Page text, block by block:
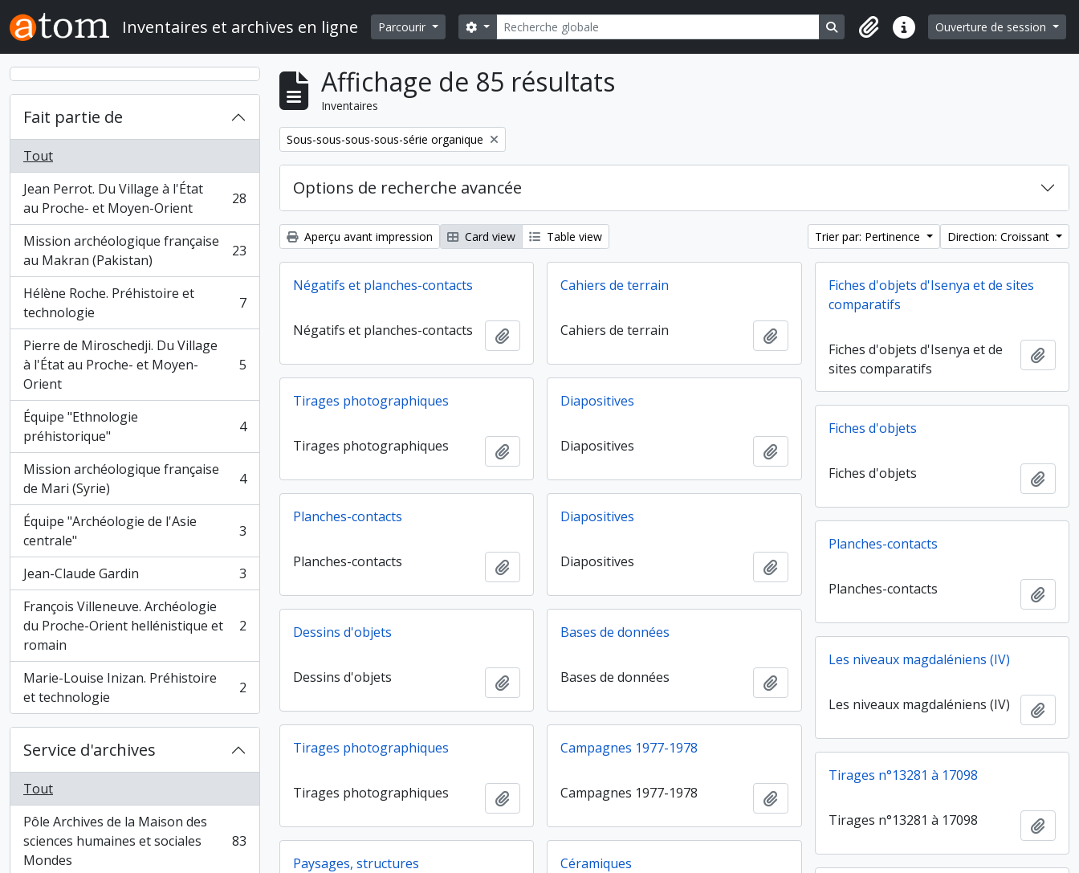
Skip to main content
Inventaires et archives en ligne Parcourir Rechercher
Search options Search in browse page
Liens rapidesOuverture de session
Fait partie de
Tout
Jean Perrot. Du Village à l'État
au Proche- et Moyen-Orient
, 28 résultats 28
Mission archéologique française
au Makran (Pakistan)
, 23 résultats 23
Hélène Roche. Préhistoire et
technologie
, 7 résultats 7
Pierre de Miroschedji. Du Village
à l'État au Proche- et Moyen-
Orient
, 5 résultats 5
Équipe "Ethnologie
préhistorique"
, 4 résultats 4
Mission archéologique française
de Mari (Syrie)
, 4 résultats 4
Équipe "Archéologie de l'Asie
centrale"
, 3 résultats 3
Jean-Claude Gardin
, 3 résultats
3
François Villeneuve. Archéologie
du Proche-Orient hellénistique et
romain
, 2 résultats 2
Marie-Louise Inizan. Préhistoire
et technologie
, 2 résultats 2
Service d'archives
Tout
Pôle Archives de la Maison des
sciences humaines et sociales
Mondes
, 83 résultats 83
Affichage de 85 résultats
Inventaires
Remove filter:
Sous-sous-sous-sous-série organique
Options de recherche avancée
Aperçu avant impression Card view Table view Trier par: Pertinence Direction: Croissant
Négatifs et planches-contacts
Négatifs et planches-contacts Ajouter au presse-papier
Cahiers de terrain
Cahiers de terrain Ajouter au presse-papier
Fiches d'objets d'Isenya et de sites
comparatifs
Fiches d'objets d'Isenya et de
sites comparatifs
Tirages photographiques
Tirages photographiques Ajouter au presse-papier
Diapositives
Diapositives Ajouter au presse-papier
Fiches d'objets
Fiches d'objets
Planches-contacts
Planches-contacts Ajouter au presse-papier
Diapositives
Diapositives Ajouter au presse-papier
Planches-contacts
Planches-contacts
Dessins d'objets
Dessins d'objets Ajouter au presse-papier
Bases de données
Bases de données Ajouter au presse-papier
Les niveaux magdaléniens (IV)
Les niveaux magdaléniens (IV)
Tirages photographiques
Tirages photographiques Ajouter au presse-papier
Campagnes 1977-1978
Campagnes 1977-1978 Ajouter au presse-papier
Tirages n°13281 à 17098
Tirages n°13281 à 17098
Paysages, structures Céramiques